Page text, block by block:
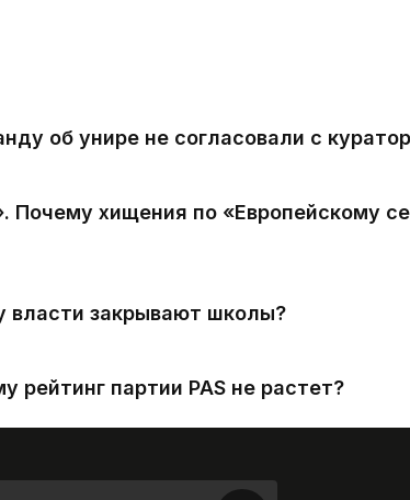
об унире не согласовали с
Почему хищения по «Европейскому
власти закрывают школы?
рейтинг партии PAS не растет?